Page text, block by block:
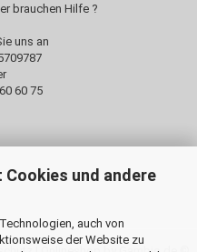
Cookies und andere
auch von
der Website zu
brauchen Hilfe ?
uns an
60 75